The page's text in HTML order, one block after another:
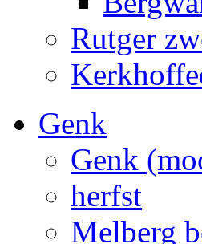
Rutger
Genk
Genk
herfst
Melberg